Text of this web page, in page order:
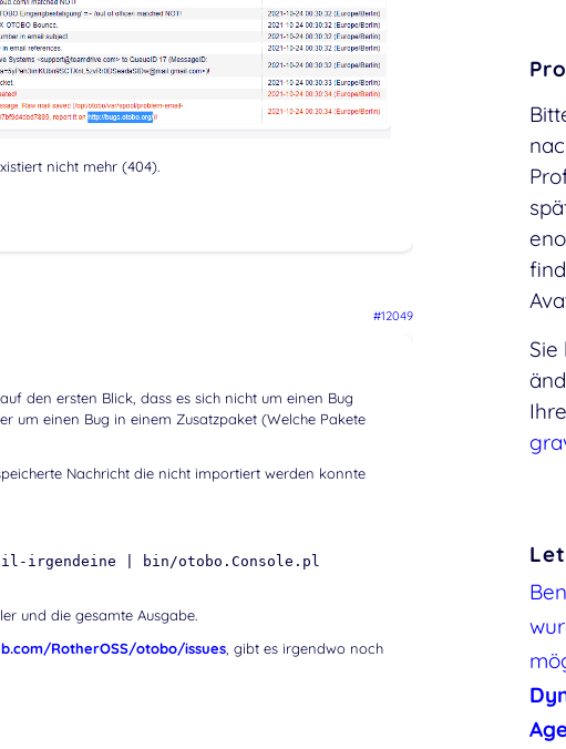
nicht mehr (404).
#12049
den ersten Blick, dass es sich nicht um einen Bug
um einen Bug in einem Zusatzpaket (Welche Pakete
Nachricht die nicht importiert werden konnte
irgendeine | bin/otobo.Console.pl
und die gesamte Ausgabe.
RotherOSS/otobo/issues, gibt es irgendwo noch
Sie